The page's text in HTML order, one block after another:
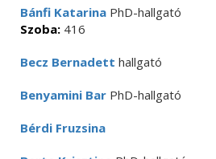
Bánfi Katarina PhD-hallgató
Szoba: 416
Becz Bernadett hallgató
Benyamini Bar PhD-hallgató
Bérdi Fruzsina